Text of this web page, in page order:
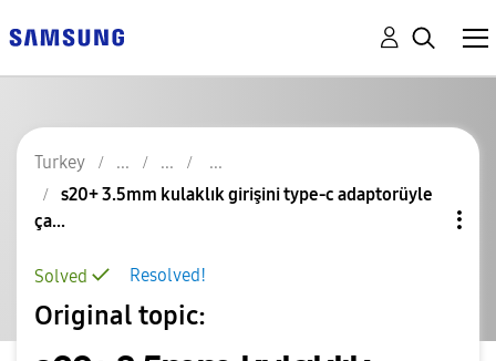
Turkey
s20+ 3.5mm kulaklık girişini type-c adaptorüyle
ça...
Resolved!
Solved
Original topic: